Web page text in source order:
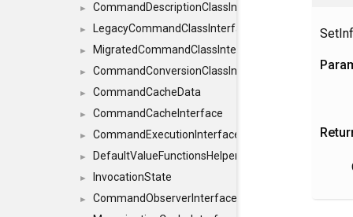
► CommandDescriptionClassInterface
► LegacyCommandClassInterface
► MigratedCommandClassInterface
► CommandConversionClassInterface
► CommandCacheData
► CommandCacheInterface
► CommandExecutionInterface
► DefaultValueFunctionsHelper< const Result<
► InvocationState
► CommandObserverInterface